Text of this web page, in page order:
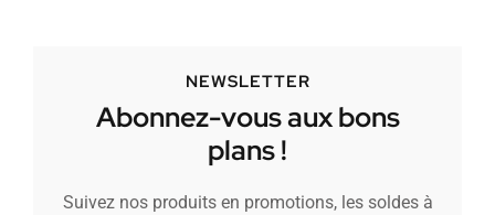
NEWSLETTER
Abonnez-vous aux bons
plans !
Suivez nos produits en promotions, les soldes à